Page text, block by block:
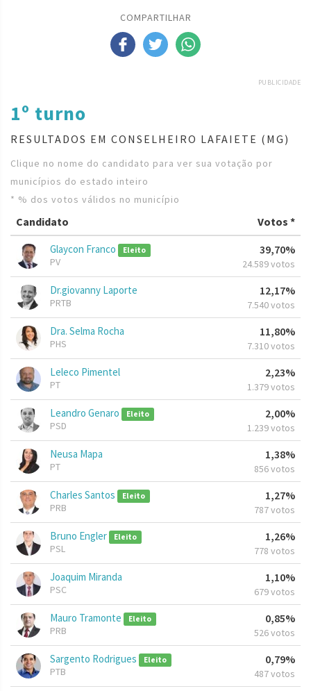
COMPARTILHAR
PUBLICIDADE
1º turno
RESULTADOS EM CONSELHEIRO LAFAIETE (MG)
Clique no nome do candidato para ver sua votação por
municípios do estado inteiro
* % dos votos válidos no município
Candidato Votos *
Glaycon Franco Eleito
PV
39,70%
24.589 votos
Dr.giovanny Laporte
PRTB
12,17%
7.540 votos
Dra. Selma Rocha
PHS
11,80%
7.310 votos
Leleco Pimentel
PT
2,23%
1.379 votos
Leandro Genaro Eleito
PSD
2,00%
1.239 votos
Neusa Mapa
PT
1,38%
856 votos
Charles Santos Eleito
PRB
1,27%
787 votos
Bruno Engler Eleito
PSL
1,26%
778 votos
Joaquim Miranda
PSC
1,10%
679 votos
Mauro Tramonte Eleito
PRB
0,85%
526 votos
Sargento Rodrigues Eleito
PTB
0,79%
487 votos